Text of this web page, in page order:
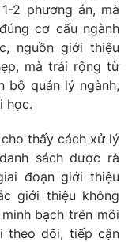
bằng AI
2 phương án, mà
cơ cấu ngành
nguồn giới thiệu
mà trải rộng từ
bộ quản lý ngành,
học.
thấy cách xử lý
sách được rà
đoạn giới thiệu
giới thiệu không
bạch trên môi
theo dõi, tiếp cận